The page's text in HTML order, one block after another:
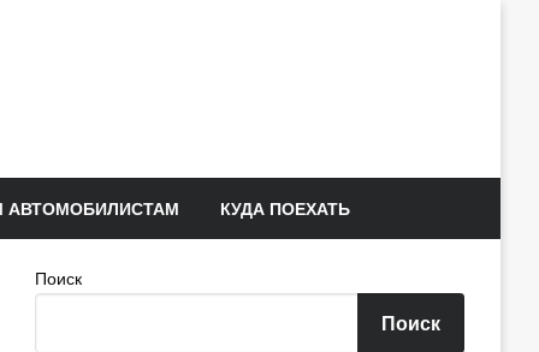
АВТОМОБИЛИСТАМ КУДА ПОЕХАТЬ
Поиск
Поиск